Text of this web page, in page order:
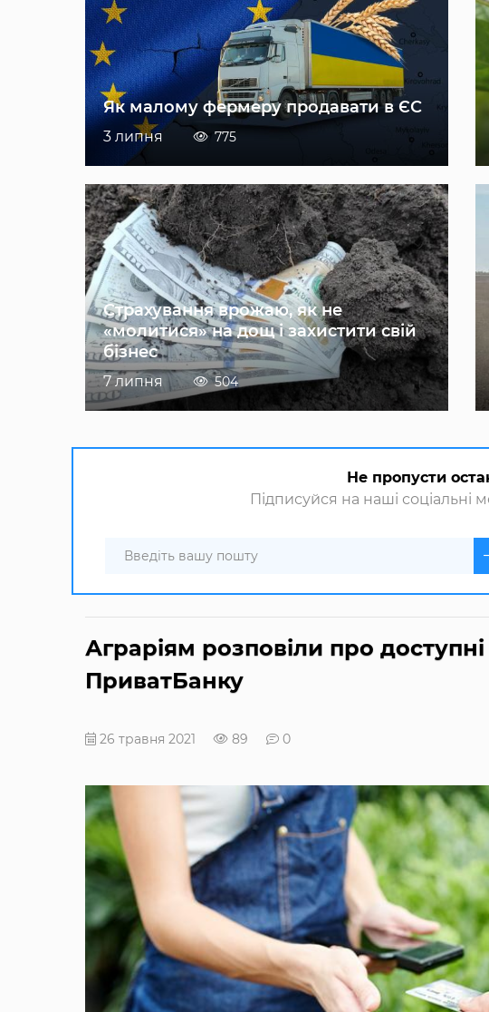
Як малому фермеру продавати в ЄС
3 липня 775
Страхування врожаю, як не
«молитися» на дощ і захистити свій
бізнес
7 липня 504
Не пропусти
Підписуйся на наші соціальні
Аграріям розповіли про
ПриватБанку
26 травня 2021 89 0